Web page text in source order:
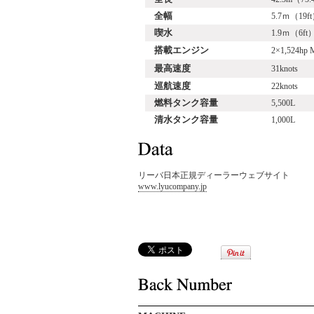
全幅 5.7ｍ（19ft
喫水 1.9ｍ（6ft）
搭載エンジン 2×1,524hp
最高速度 31knots
巡航速度 22knots
燃料タンク容量 5,500L
清水タンク容量 1,000L
リーバ日本正規ディーラーウェブサイト
www.lyucompany.jp